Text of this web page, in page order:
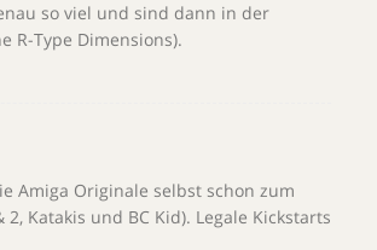
so viel und sind dann in der
R-Type Dimensions).
Amiga Originale selbst schon zum
Katakis und BC Kid). Legale Kickstarts